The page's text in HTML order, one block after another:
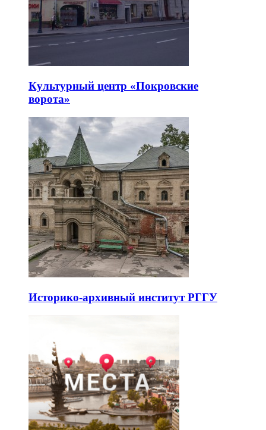
Культурный центр «Покровские
ворота»
Историко-архивный институт РГГУ